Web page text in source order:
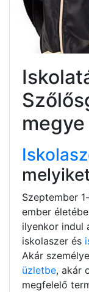
megye
Szeptember
ember
ilyenkor indul
iskolaszer és
Akár
üzletbe, akár
megfelelő